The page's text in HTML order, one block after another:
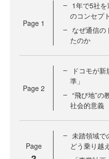
Page 1
1年で5社
のコンセプト
なぜ通信の
たのか
Page 2
ドコモが
準」
“飛び地”の
社会的意義
Page
未踏領域で
どう乗り越